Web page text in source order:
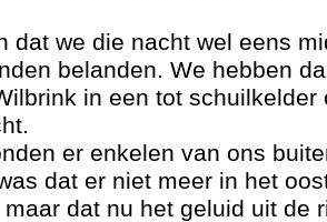
dat we die nacht wel eens
belanden. We hebben
in een tot schuilkelder
er enkelen van ons
dat er niet meer in het
dat nu het geluid uit de